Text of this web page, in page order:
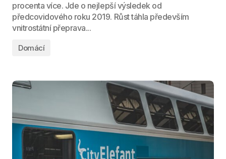
procenta více. Jde o nejlepší výsledek od
předcovidového roku 2019. Růst táhla především
vnitrostátní přeprava...
Domácí